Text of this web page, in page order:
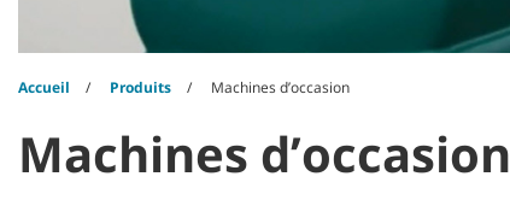
Accueil Produits Machines d’occasion
Machines d’occasion